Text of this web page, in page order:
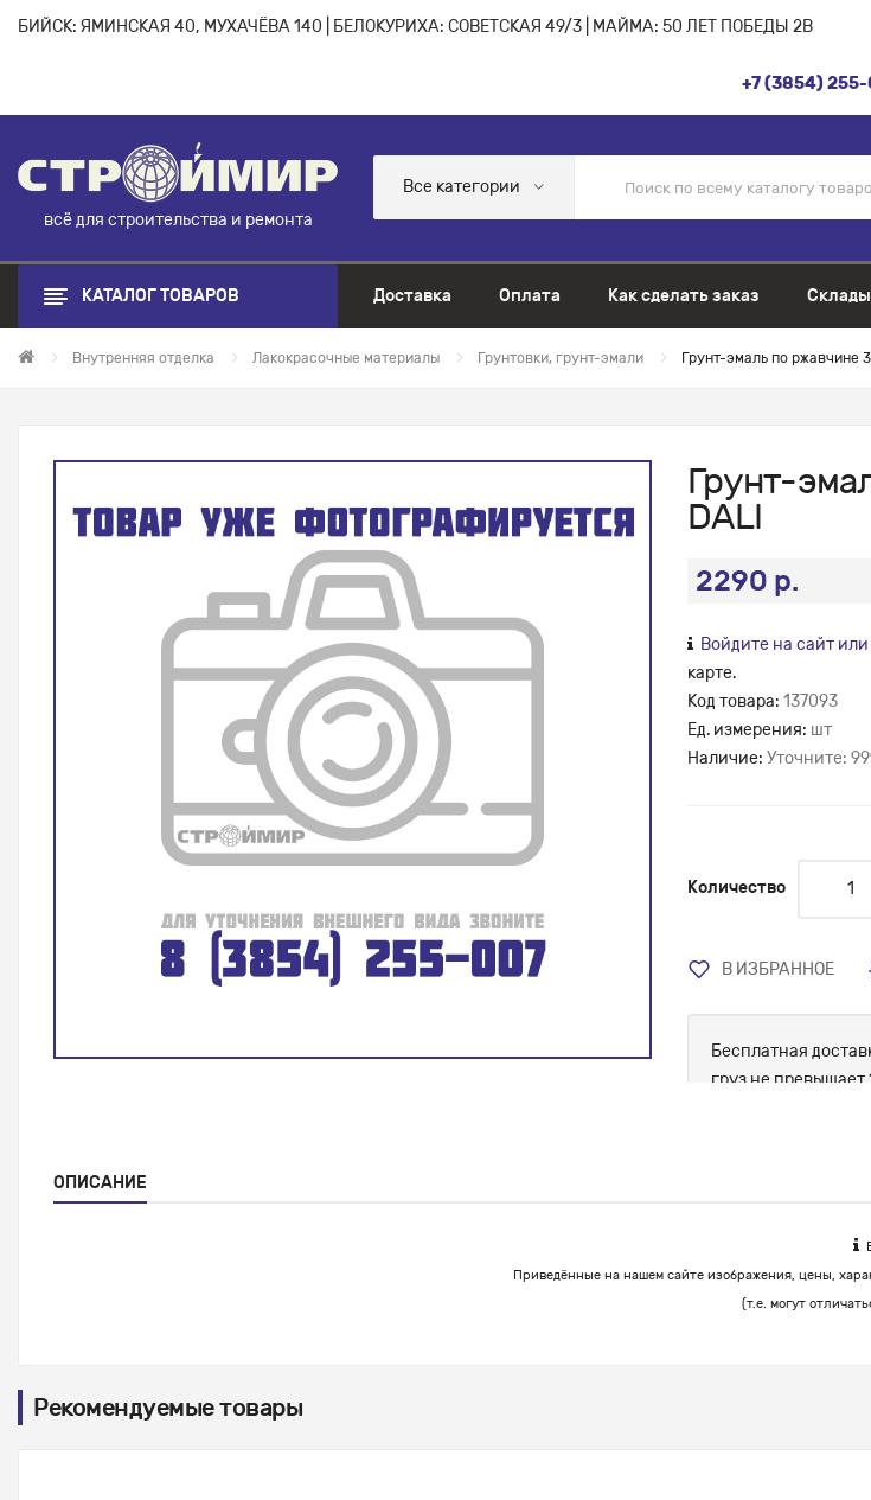
БИЙСК: ЯМИНСКАЯ 40, МУХАЧЁВА 140 | БЕЛОКУРИХА: СОВЕТСКАЯ 49/3 | МАЙМА: 50 ЛЕТ ПОБЕДЫ 2В
+7 (3854)
всё для строительства и ремонта
Все категории
КАТАЛОГ ТОВАРОВ Доставка Оплата Как сделать заказ Склады
Внутренняя отделка Лакокрасочные материалы Грунтовки, грунт-эмали Грунт-эмаль по ржавчине
Грунт-
DALI
2290 р.
Войдите на сайт
карте.
Код товара: 137093
Ед. измерения: шт
Наличие: Уточните:
Количество
В ИЗБРАННОЕ
Бесплатная
груз не превышает
ОПИСАНИЕ
Приведённые на нашем сайте изображения, цены,
(т.е. могут
Рекомендуемые товары